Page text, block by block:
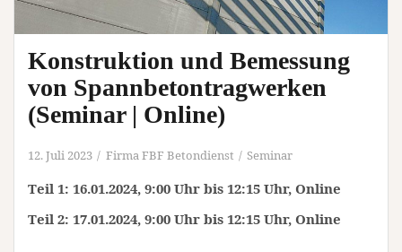
Konstruktion und Bemessung
von Spannbetontragwerken
(Seminar | Online)
12. Juli 2023 Firma FBF Betondienst Seminar
Teil 1: 16.01.2024, 9:00 Uhr bis 12:15 Uhr, Online
Teil 2: 17.01.2024, 9:00 Uhr bis 12:15 Uhr, Online